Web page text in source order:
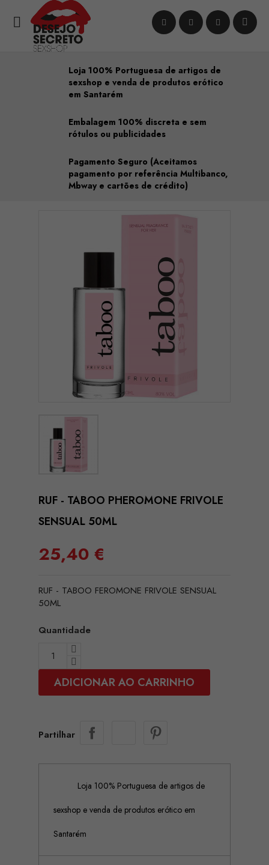

Loja 100% Portuguesa de artigos de
sexshop e venda de produtos erótico
em Santarém
Embalagem 100% discreta e sem
rótulos ou publicidades
Pagamento Seguro (Aceitamos
pagamento por referência Multibanco,
Mbway e cartões de crédito)
RUF - TABOO PHEROMONE FRIVOLE
SENSUAL 50ML
25,40 €
RUF - TABOO FEROMONE FRIVOLE SENSUAL
50ML
Quantidade
ADICIONAR AO CARRINHO
Partilhar
Loja 100% Portuguesa de artigos de
sexshop e venda de produtos erótico em
Santarém